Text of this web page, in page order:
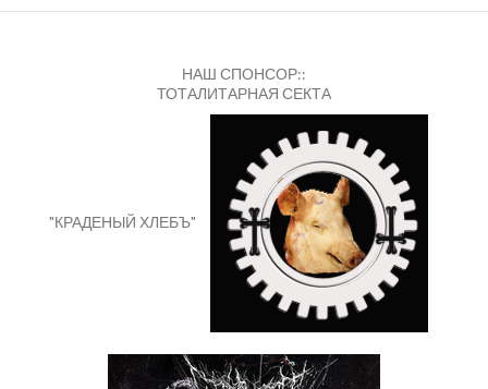
НАШ СПОНСОР::
ТОТАЛИТАРНАЯ СЕКТА
"КРАДЕНЫЙ ХЛЕБЪ"